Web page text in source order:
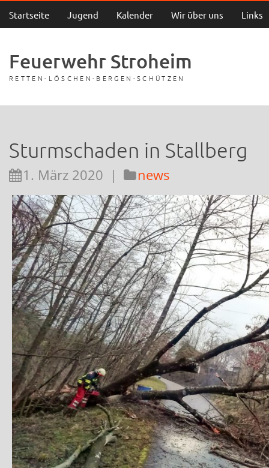
Startseite Jugend Kalender Wir über uns Links
Feuerwehr Stroheim
RETTEN-LÖSCHEN-BERGEN-SCHÜTZEN
Sturmschaden in Stallberg
1. März 2020 | news